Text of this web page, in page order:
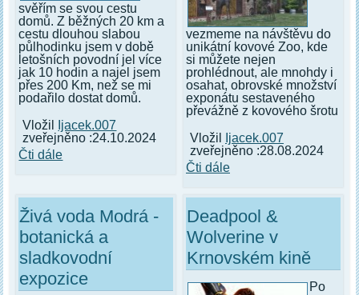
svěřím se svou cestu
domů. Z běžných 20 km a
cestu dlouhou slabou
půlhodinku jsem v době
letošních povodní jel více
jak 10 hodin a najel jsem
přes 200 Km, než se mi
podařilo dostat domů.
Vložil
Ijacek.007
zveřejněno :24.10.2024
Čti dále
vezmeme na návštěvu do
unikátní kovové Zoo, kde
si můžete nejen
prohlédnout, ale mnohdy i
osahat, obrovské množství
exponátu sestaveného
převážně z kovového šrotu
Vložil
Ijacek.007
zveřejněno :28.08.2024
Čti dále
Živá voda Modrá -
botanická a
sladkovodní
expozice
Deadpool &
Wolverine v
Krnovském kině
Po